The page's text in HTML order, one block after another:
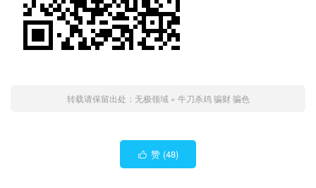
转载请保留出处： 无极领域 » 牛刀杀鸡 骗财 骗色
 赞 (48)